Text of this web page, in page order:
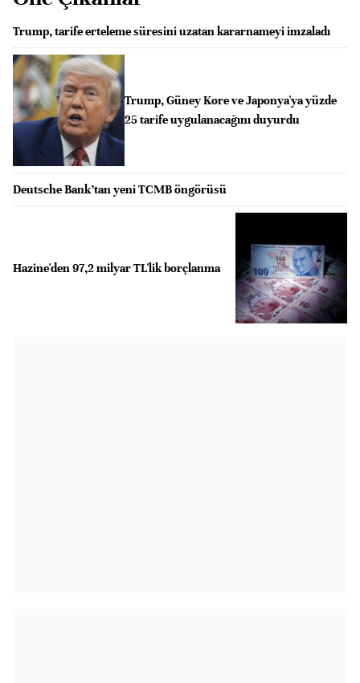
Trump, tarife erteleme süresini uzatan kararnameyi imzaladı
Trump, Güney Kore ve Japonya'ya yüzde
25 tarife uygulanacağını duyurdu
Deutsche Bank’tan yeni TCMB öngörüsü
Hazine'den 97,2 milyar TL'lik borçlanma